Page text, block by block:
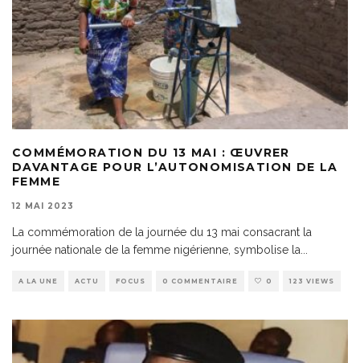
COMMÉMORATION DU 13 MAI : ŒUVRER
DAVANTAGE POUR L’AUTONOMISATION DE LA
FEMME
12 MAI 2023
La commémoration de la journée du 13 mai consacrant la
journée nationale de la femme nigérienne, symbolise la
A LA UNE ACTU FOCUS 0 COMMENTAIRE 0 123 VIEWS